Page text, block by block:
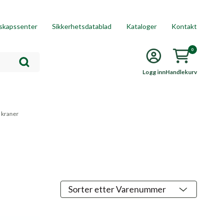
Sikkerhetsdatablad Kataloger Kontakt
Logg innHandlekurv
0
kraner